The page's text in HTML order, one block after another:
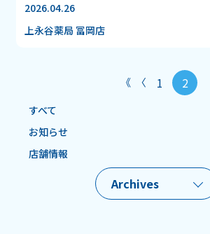
すべて
お知らせ
店舗情報
Archives
2026.04.26
上永谷薬局 冨岡店
1 2